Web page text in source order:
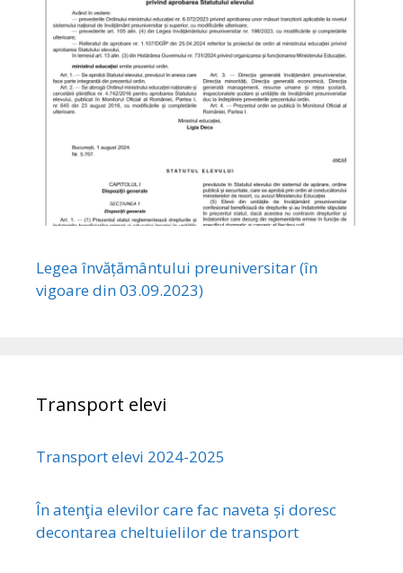
Legea învățământului preuniversitar (în
vigoare din 03.09.2023)
Transport elevi
Transport elevi 2024-2025
În atenţia elevilor care fac naveta și doresc
decontarea cheltuielilor de transport